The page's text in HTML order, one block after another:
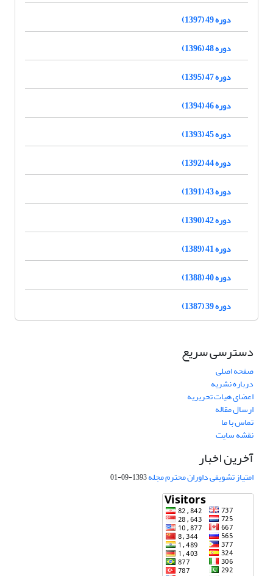
دوره 49 (1397)
دوره 48 (1396)
دوره 47 (1395)
دوره 46 (1394)
دوره 45 (1393)
دوره 44 (1392)
دوره 43 (1391)
دوره 42 (1390)
دوره 41 (1389)
دوره 40 (1388)
دوره 39 (1387)
دسترسی سریع
صفحه اصلی
درباره نشریه
اعضای هیات تحریریه
ارسال مقاله
تماس با ما
نقشه سایت
آخرین اخبار
امتیاز تشویقی داوران محترم مجله1393-09-01